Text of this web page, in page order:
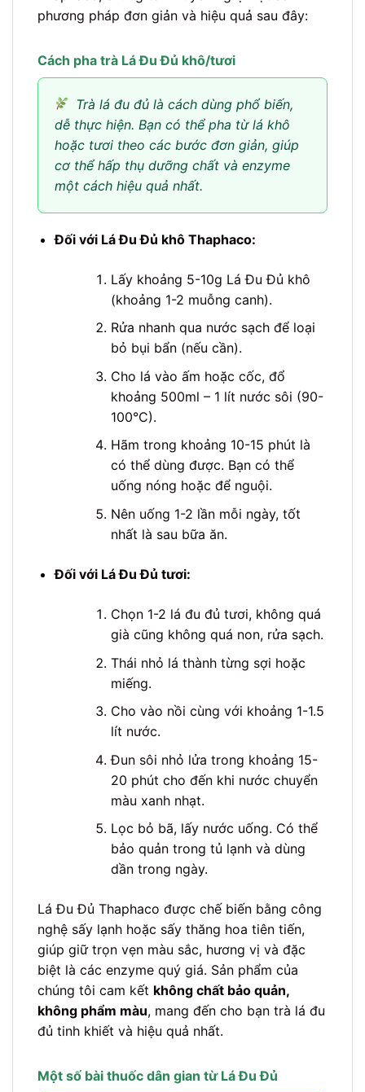
phương pháp đơn giản và hiệu quả sau đây:
Cách pha trà Lá Đu Đủ khô/tươi
Trà lá đu đủ là cách dùng phổ biến,
dễ thực hiện. Bạn có thể pha từ lá khô
hoặc tươi theo các bước đơn giản, giúp
cơ thể hấp thụ dưỡng chất và enzyme
một cách hiệu quả nhất.
Đối với Lá Đu Đủ khô Thaphaco:
Lấy khoảng 5-10g Lá Đu Đủ khô
(khoảng 1-2 muỗng canh).
Rửa nhanh qua nước sạch để loại
bỏ bụi bẩn (nếu cần).
Cho lá vào ấm hoặc cốc, đổ
khoảng 500ml – 1 lít nước sôi (90-
100°C).
Hãm trong khoảng 10-15 phút là
có thể dùng được. Bạn có thể
uống nóng hoặc để nguội.
Nên uống 1-2 lần mỗi ngày, tốt
nhất là sau bữa ăn.
Đối với Lá Đu Đủ tươi:
Chọn 1-2 lá đu đủ tươi, không quá
già cũng không quá non, rửa sạch.
Thái nhỏ lá thành từng sợi hoặc
miếng.
Cho vào nồi cùng với khoảng 1-1.5
lít nước.
Đun sôi nhỏ lửa trong khoảng 15-
20 phút cho đến khi nước chuyển
màu xanh nhạt.
Lọc bỏ bã, lấy nước uống. Có thể
bảo quản trong tủ lạnh và dùng
dần trong ngày.
Lá Đu Đủ Thaphaco được chế biến bằng công
nghệ sấy lạnh hoặc sấy thăng hoa tiên tiến,
giúp giữ trọn vẹn màu sắc, hương vị và đặc
biệt là các enzyme quý giá. Sản phẩm của
chúng tôi cam kết không chất bảo quản,
không phẩm màu, mang đến cho bạn trà lá đu
đủ tinh khiết và hiệu quả nhất.
Một số bài thuốc dân gian từ Lá Đu Đủ